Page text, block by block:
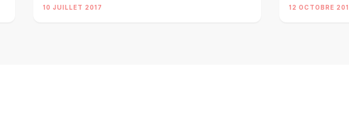
10 JUILLET 2017 12 OCTOBRE